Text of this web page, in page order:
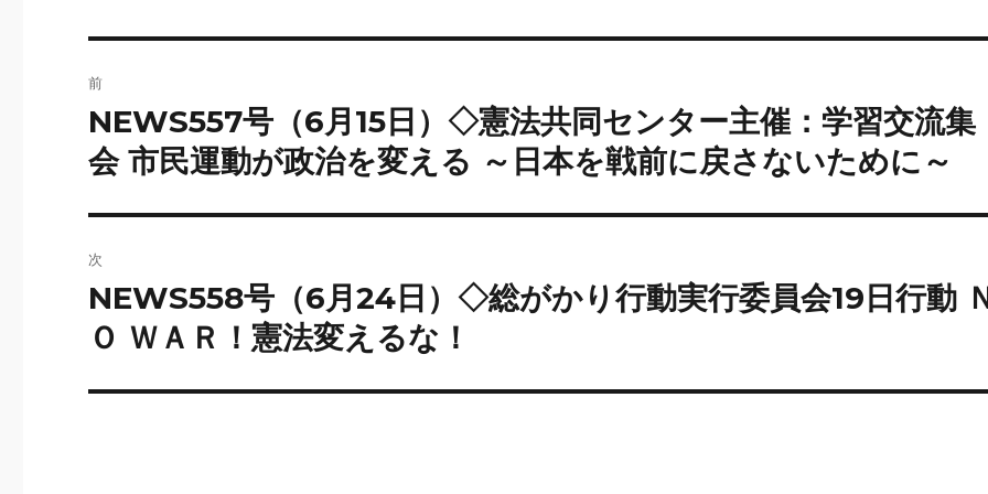
b
o
k
稿
ナ
ゲ
ー
シ
ョ
前
前
の
投
稿:
NEWS557号（6月15日）◇憲法共同センター主催：学習交流集
会 市民運動が政治を変える ～日本を戦前に戻さないために～
次
次
の
投
稿:
NEWS558号（6月24日）◇総がかり行動実行委員会19日行動
Ｏ ＷＡＲ！憲法変えるな！